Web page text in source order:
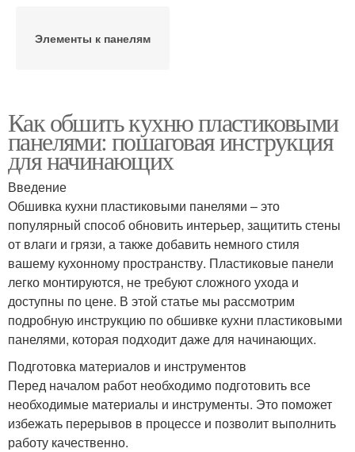
Элементы к панелям
Как обшить кухню пластиковыми
панелями: пошаговая инструкция
для начинающих
Введение
Обшивка кухни пластиковыми панелями – это
популярный способ обновить интерьер, защитить стены
от влаги и грязи, а также добавить немного стиля
вашему кухонному пространству. Пластиковые панели
легко монтируются, не требуют сложного ухода и
доступны по цене. В этой статье мы рассмотрим
подробную инструкцию по обшивке кухни пластиковыми
панелями, которая подходит даже для начинающих.
Подготовка материалов и инструментов
Перед началом работ необходимо подготовить все
необходимые материалы и инструменты. Это поможет
избежать перерывов в процессе и позволит выполнить
работу качественно.